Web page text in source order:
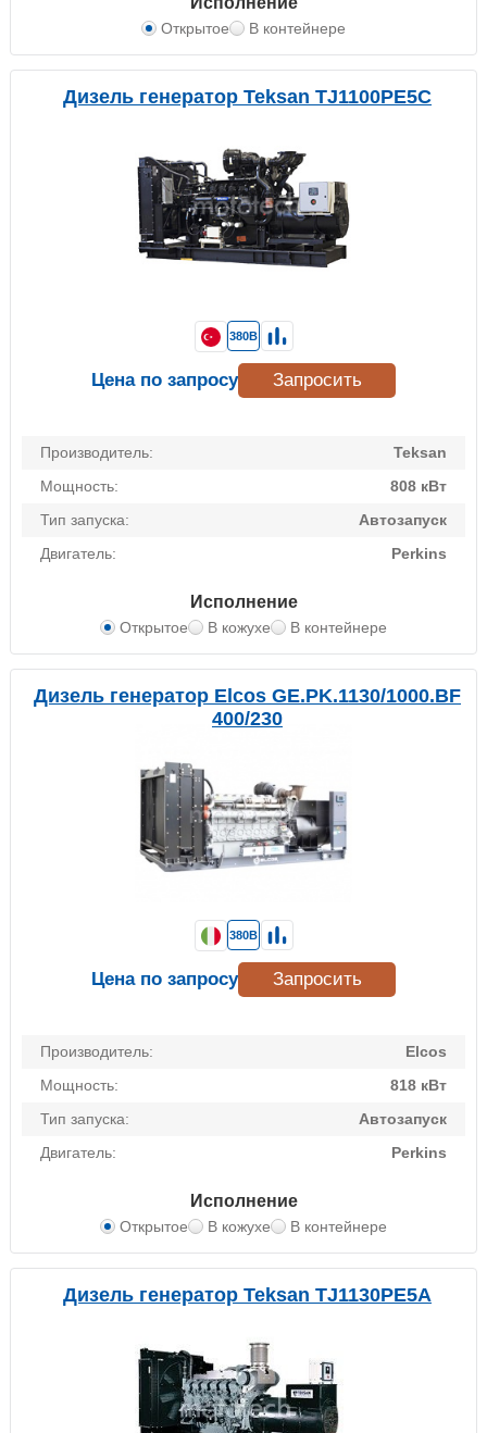
Открытое В контейнере
Дизель генератор Teksan TJ1100PE5C
Производитель:
Teksan
Мощность:
808 кВт
Тип запуска:
Автозапуск
Двигатель:
Perkins
Исполнение
Открытое В кожухе В контейнере
380В
Цена по запросу Запросить
Дизель генератор Elcos GE.PK.1130/1000.BF
400/230
Производитель:
Elcos
Мощность:
818 кВт
Тип запуска:
Автозапуск
Двигатель:
Perkins
Исполнение
Открытое В кожухе В контейнере
380В
Цена по запросу Запросить
Дизель генератор Teksan TJ1130PE5A